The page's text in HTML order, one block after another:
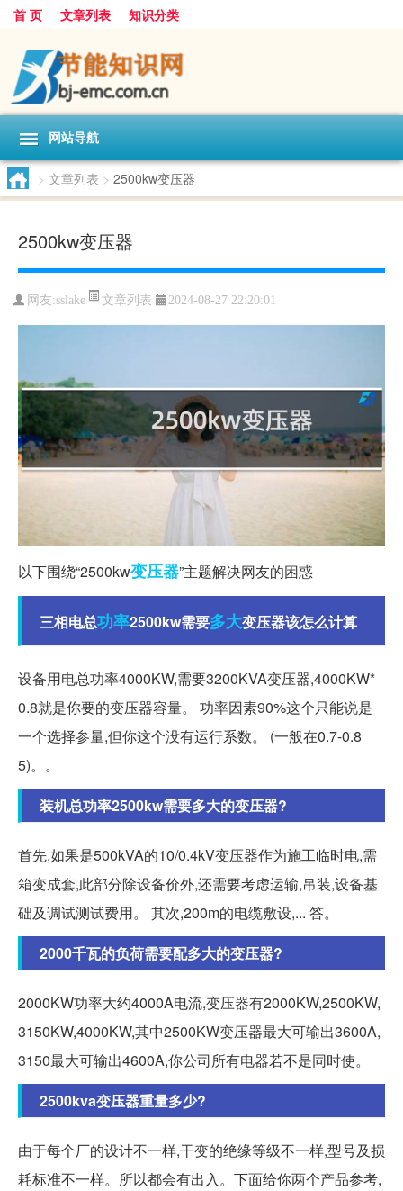
首 页 文章列表 知识分类
网站导航
> 文章列表 > 2500kw变压器
2500kw变压器
网友:sslake 文章列表 2024-08-27 22:20:01
以下围绕“2500kw变压器”主题解决网友的困惑
三相电总功率2500kw需要多大变压器该怎么计算
设备用电总功率4000KW,需要3200KVA变压器,4000KW*
0.8就是你要的变压器容量。 功率因素90%这个只能说是
一个选择参量,但你这个没有运行系数。 (一般在0.7-0.8
5)。。
装机总功率2500kw需要多大的变压器?
首先,如果是500kVA的10/0.4kV变压器作为施工临时电,需
箱变成套,此部分除设备价外,还需要考虑运输,吊装,设备基
础及调试测试费用。 其次,200m的电缆敷设,... 答。
2000千瓦的负荷需要配多大的变压器?
2000KW功率大约4000A电流,变压器有2000KW,2500KW,
3150KW,4000KW,其中2500KW变压器最大可输出3600A,
3150最大可输出4600A,你公司所有电器若不是同时使。
2500kva变压器重量多少?
由于每个厂的设计不一样,干变的绝缘等级不一样,型号及损
耗标准不一样。所以都会有出入。下面给你两个产品参考,